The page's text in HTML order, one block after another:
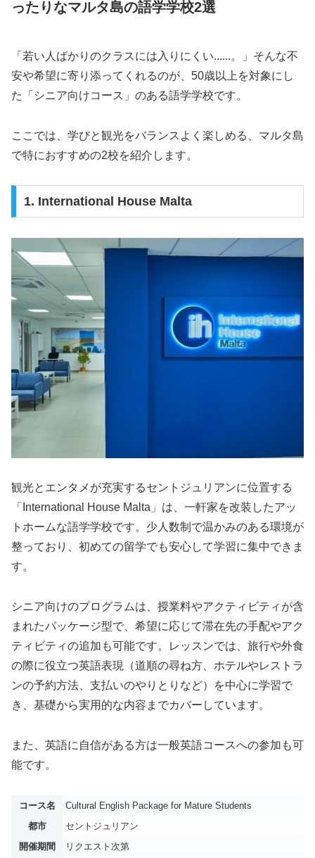
ったりなマルタ島の語学学校2選
「若い人ばかりのクラスには入りにくい......。」そんな不
安や希望に寄り添ってくれるのが、50歳以上を対象にし
た「シニア向けコース」のある語学学校です。
ここでは、学びと観光をバランスよく楽しめる、マルタ島
で特におすすめの2校を紹介します。
1. International House Malta
観光とエンタメが充実するセントジュリアンに位置する
「International House Malta」は、一軒家を改装したアッ
トホームな語学学校です。少人数制で温かみのある環境が
整っており、初めての留学でも安心して学習に集中できま
す。
シニア向けのプログラムは、授業料やアクティビティが含
まれたパッケージ型で、希望に応じて滞在先の手配やアク
ティビティの追加も可能です。レッスンでは、旅行や外食
の際に役立つ英語表現（道順の尋ね方、ホテルやレストラ
ンの予約方法、支払いのやりとりなど）を中心に学習で
き、基礎から実用的な内容までカバーしています。
また、英語に自信がある方は一般英語コースへの参加も可
能です。
コース名
Cultural English Package for Mature Students
都市
セントジュリアン
開催期間
リクエスト次第